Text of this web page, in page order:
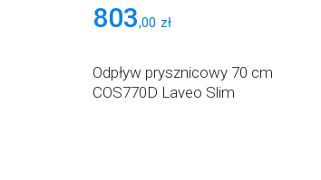
803,00 zł
Odpływ prysznicowy 70 cm
COS770D Laveo Slim